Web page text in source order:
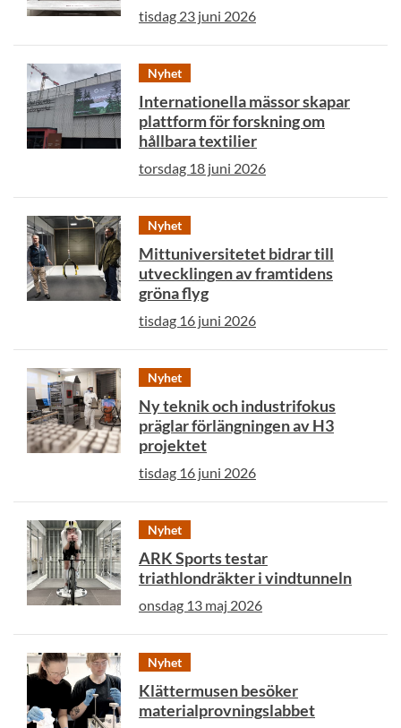
tisdag 23 juni 2026
Nyhet
Internationella mässor skapar
plattform för forskning om
hållbara textilier
torsdag 18 juni 2026
Nyhet
Mittuniversitetet bidrar till
utvecklingen av framtidens
gröna flyg
tisdag 16 juni 2026
Nyhet
Ny teknik och industrifokus
präglar förlängningen av H3
projektet
tisdag 16 juni 2026
Nyhet
ARK Sports testar
triathlondräkter i vindtunneln
onsdag 13 maj 2026
Nyhet
Klättermusen besöker
materialprovningslabbet